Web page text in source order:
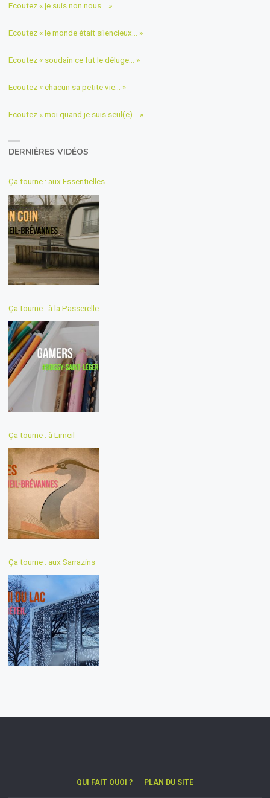
Ecoutez « je suis non nous… »
Ecoutez « le monde était silencieux… »
Ecoutez « soudain ce fut le déluge… »
Ecoutez « chacun sa petite vie… »
Ecoutez « moi quand je suis seul(e)… »
DERNIÈRES VIDÉOS
Ça tourne : aux Essentielles
Ça tourne : à la Passerelle
Ça tourne : à Limeil
Ça tourne : aux Sarrazins
QUI FAIT QUOI ? PLAN DU SITE